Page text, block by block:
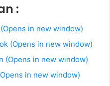
:
in new window)
(Opens in new window)
(Opens in new window)
in new window)